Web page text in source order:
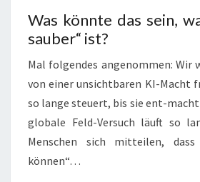
Was könnte das sein,
sauber“ ist?
Mal folgendes angenommen: Wir
von einer unsichtbaren KI-Macht
so lange steuert, bis sie ent-
globale Feld-Versuch läuft so
Menschen sich mitteilen,
können“…